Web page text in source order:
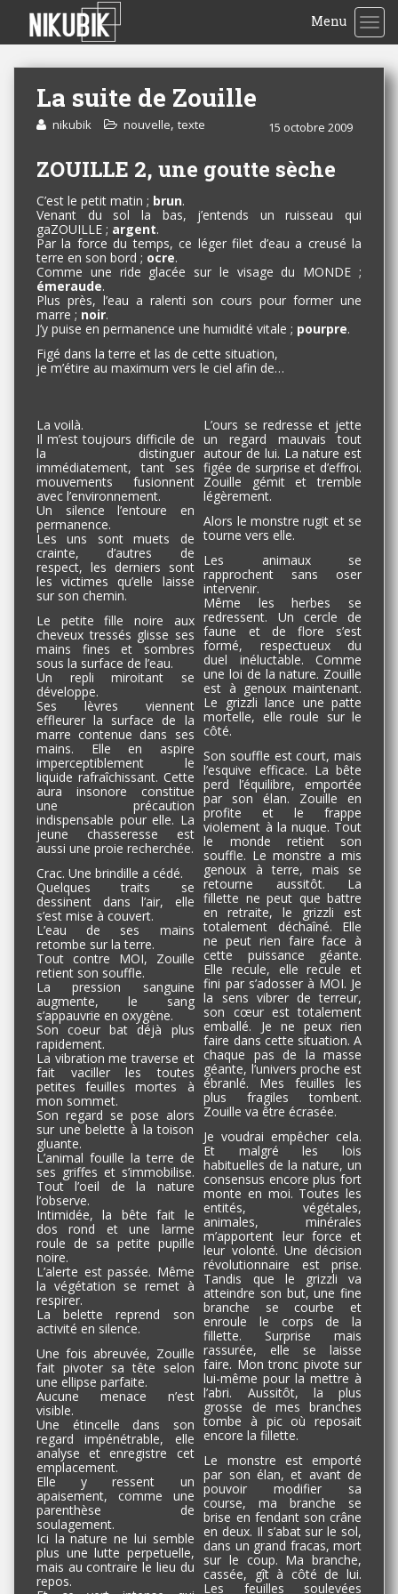
Menu
La suite de Zouille
15 octobre 2009
nikubik nouvelle, texte
ZOUILLE 2, une goutte sèche
C’est le petit matin ; brun.
Venant du sol la bas, j’entends un ruisseau qui
gaZOUILLE ; argent.
Par la force du temps, ce léger filet d’eau a creusé la
terre en son bord ; ocre.
Comme une ride glacée sur le visage du MONDE ;
émeraude.
Plus près, l’eau a ralenti son cours pour former une
marre ; noir.
J’y puise en permanence une humidité vitale ; pourpre.
Figé dans la terre et las de cette situation,
je m’étire au maximum vers le ciel afin de…
La voilà.
Il m’est toujours difficile de
la distinguer
immédiatement, tant ses
mouvements fusionnent
avec l’environnement.
Un silence l’entoure en
permanence.
Les uns sont muets de
crainte, d’autres de
respect, les derniers sont
les victimes qu’elle laisse
sur son chemin.
Le petite fille noire aux
cheveux tressés glisse ses
mains fines et sombres
sous la surface de l’eau.
Un repli miroitant se
développe.
Ses lèvres viennent
effleurer la surface de la
marre contenue dans ses
mains. Elle en aspire
imperceptiblement le
liquide rafraîchissant. Cette
aura insonore constitue
une précaution
indispensable pour elle. La
jeune chasseresse est
aussi une proie recherchée.
Crac. Une brindille a cédé.
Quelques traits se
dessinent dans l’air, elle
s’est mise à couvert.
L’eau de ses mains
retombe sur la terre.
Tout contre MOI, Zouille
retient son souffle.
La pression sanguine
augmente, le sang
s’appauvrie en oxygène.
Son coeur bat déjà plus
rapidement.
La vibration me traverse et
fait vaciller les toutes
petites feuilles mortes à
mon sommet.
Son regard se pose alors
sur une belette à la toison
gluante.
L’animal fouille la terre de
ses griffes et s’immobilise.
Tout l’oeil de la nature
l’observe.
Intimidée, la bête fait le
dos rond et une larme
roule de sa petite pupille
noire.
L’alerte est passée. Même
la végétation se remet à
respirer.
La belette reprend son
activité en silence.
Une fois abreuvée, Zouille
fait pivoter sa tête selon
une ellipse parfaite.
Aucune menace n’est
visible.
Une étincelle dans son
regard impénétrable, elle
analyse et enregistre cet
emplacement.
Elle y ressent un
apaisement, comme une
parenthèse de
soulagement.
Ici la nature ne lui semble
plus une lutte perpetuelle,
mais au contraire le lieu du
repos.
L’ours se redresse et jette
un regard mauvais tout
autour de lui. La nature est
figée de surprise et d’effroi.
Zouille gémit et tremble
légèrement.
Alors le monstre rugit et se
tourne vers elle.
Les animaux se
rapprochent sans oser
intervenir.
Même les herbes se
redressent. Un cercle de
faune et de flore s’est
formé, respectueux du
duel inéluctable. Comme
une loi de la nature. Zouille
est à genoux maintenant.
Le grizzli lance une patte
mortelle, elle roule sur le
côté.
Son souffle est court, mais
l’esquive efficace. La bête
perd l’équilibre, emportée
par son élan. Zouille en
profite et le frappe
violement à la nuque. Tout
le monde retient son
souffle. Le monstre a mis
genoux à terre, mais se
retourne aussitôt. La
fillette ne peut que battre
en retraite, le grizzli est
totalement déchaîné. Elle
ne peut rien faire face à
cette puissance géante.
Elle recule, elle recule et
fini par s’adosser à MOI. Je
la sens vibrer de terreur,
son cœur est totalement
emballé. Je ne peux rien
faire dans cette situation. A
chaque pas de la masse
géante, l’univers proche est
ébranlé. Mes feuilles les
plus fragiles tombent.
Zouille va être écrasée.
Je voudrai empêcher cela.
Et malgré les lois
habituelles de la nature, un
consensus encore plus fort
monte en moi. Toutes les
entités, végétales,
animales, minérales
m’apportent leur force et
leur volonté. Une décision
révolutionnaire est prise.
Tandis que le grizzli va
atteindre son but, une fine
branche se courbe et
enroule le corps de la
fillette. Surprise mais
rassurée, elle se laisse
faire. Mon tronc pivote sur
lui-même pour la mettre à
l’abri. Aussitôt, la plus
grosse de mes branches
tombe à pic où reposait
encore la fillette.
Le monstre est emporté
par son élan, et avant de
pouvoir modifier sa
course, ma branche se
brise en fendant son crâne
en deux. Il s’abat sur le sol,
dans un grand fracas, mort
sur le coup. Ma branche,
cassée, gît à côté de lui.
Les feuilles soulevées